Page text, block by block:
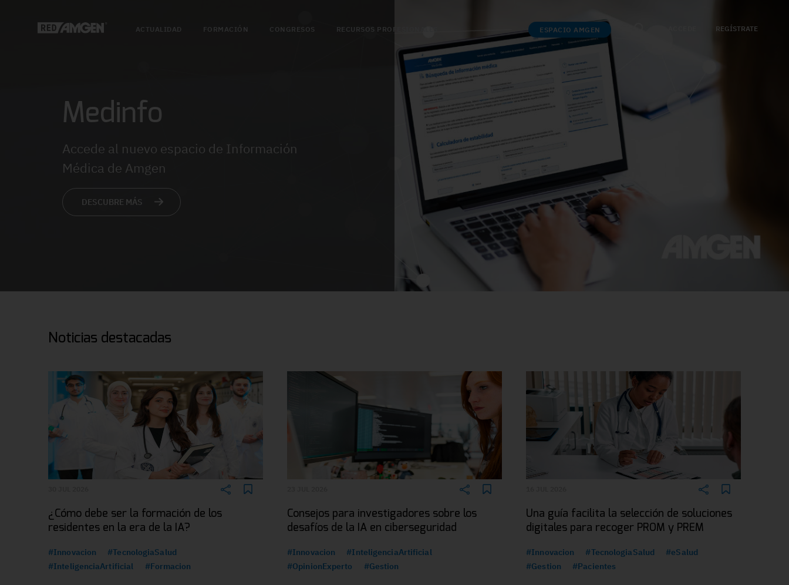
ACTUALIDAD FORMACIÓN CONGRESOS RECURSOS PROFESIONALES ESPACIO AMGEN REGÍSTRATE
Medinfo
Accede al nuevo espacio de Información
Médica de Amgen
DESCUBRE MÁS
Noticias destacadas
¿Cómo debe ser la formación de los
residentes en la era de la IA?
#Innovacion
#TecnologiaSalud
#InteligenciaArtificial
#Formacion
Consejos para investigadores sobre los
desafíos de la IA en ciberseguridad
#Innovacion
#InteligenciaArtificial
#OpinionExperto
#Gestion
Una guía facilita la selección de soluciones
digitales para recoger PROM y PREM
#Innovacion #TecnologiaSalud
#eSalud
#Gestion
#Pacientes